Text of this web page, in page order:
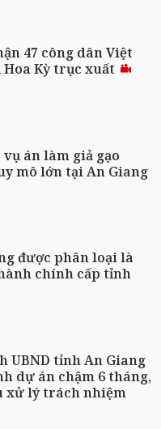
47 công dân Việt
Hoa Kỳ trục xuất
án làm giả gạo
mô lớn tại An Giang
được phân loại là
chính cấp tỉnh
UBND tỉnh An Giang
dự án chậm 6 tháng,
xử lý trách nhiệm